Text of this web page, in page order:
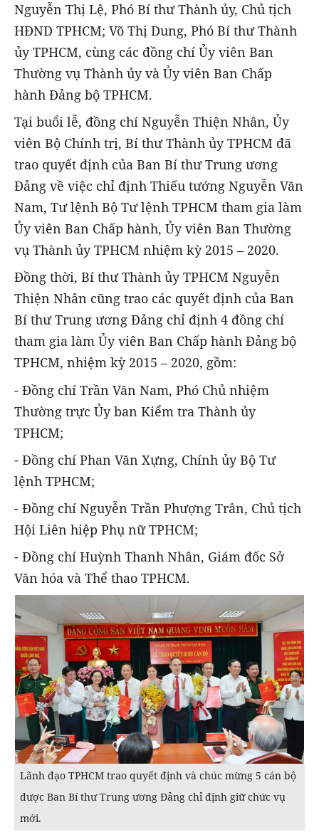
Nguyễn Thị Lệ, Phó Bí thư Thành ủy, Chủ tịch
HĐND TPHCM; Võ Thị Dung, Phó Bí thư Thành
ủy TPHCM, cùng các đồng chí Ủy viên Ban
Thường vụ Thành ủy và Ủy viên Ban Chấp
hành Đảng bộ TPHCM.
Tại buổi lễ, đồng chí Nguyễn Thiện Nhân, Ủy
viên Bộ Chính trị, Bí thư Thành ủy TPHCM đã
trao quyết định của Ban Bí thư Trung ương
Đảng về việc chỉ định Thiếu tướng Nguyễn Văn
Nam, Tư lệnh Bộ Tư lệnh TPHCM tham gia làm
Ủy viên Ban Chấp hành, Ủy viên Ban Thường
vụ Thành ủy TPHCM nhiệm kỳ 2015 – 2020.
Đồng thời, Bí thư Thành ủy TPHCM Nguyễn
Thiện Nhân cũng trao các quyết định của Ban
Bí thư Trung ương Đảng chỉ định 4 đồng chí
tham gia làm Ủy viên Ban Chấp hành Đảng bộ
TPHCM, nhiệm kỳ 2015 – 2020, gồm:
- Đồng chí Trần Văn Nam, Phó Chủ nhiệm
Thường trực Ủy ban Kiểm tra Thành ủy
TPHCM;
- Đồng chí Phan Văn Xựng, Chính ủy Bộ Tư
lệnh TPHCM;
- Đồng chí Nguyễn Trần Phượng Trân, Chủ tịch
Hội Liên hiệp Phụ nữ TPHCM;
- Đồng chí Huỳnh Thanh Nhân, Giám đốc Sở
Văn hóa và Thể thao TPHCM.
Lãnh đạo TPHCM trao quyết định và chúc mừng 5 cán bộ
được Ban Bí thư Trung ương Đảng chỉ định giữ chức vụ
mới.